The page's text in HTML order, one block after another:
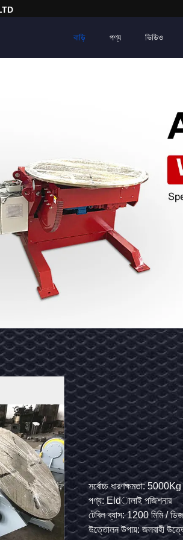
বাড়ি পণ্য ভিডিও
সর্বোচ্চ ধারণক্ষমতা: 5000Kg
পণ্য: Eldালাই পজিশনার
টেবিল ব্যাস: 1200 মিমি / ডিজাইন
উত্তোলন উপায়: জলবাহী উত্তোলন / উন্নত
নাম: ঢালাই ম্যানিপুলার
স্ট্রোক উদ্ধরণ: 3000 মিমি
স্ট্রোক প্রত্যাহার: 4000 মিমি
মোট উচ্চতা: 5200 মিমি